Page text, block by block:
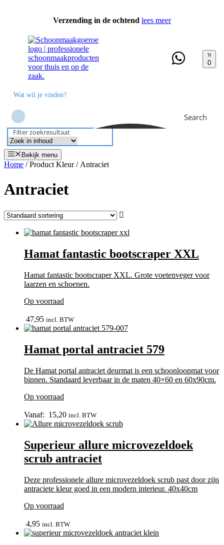
Verzending in de ochtend lees meer
Search
Filter zoekresultaat
0
Bekijk menu
Home / Product Kleur / Antraciet
Antraciet
Hamat fantastic bootscraper XXL
Hamat fantastic bootscraper XXL. Grote voetenveger voor
laarzen en schoenen.
Op voorraad
47,95 incl. BTW
Hamat portal antraciet 579
De Hamat portal antraciet deurmat is een schoonloopmat voor
binnen. Standaard leverbaar in de maten 40×60 en 60x90cm.
Op voorraad
product
heeft
variaties.
Deze
optie
gekozen
worden
op
Vanaf: 15,20 incl. BTW
Superieur allure microvezeldoek
scrub antraciet
Deze professionele allure microvezeldoek scrub past door zijn
antraciete kleur goed in een modern interieur. 40x40cm
Op voorraad
4,95 incl. BTW